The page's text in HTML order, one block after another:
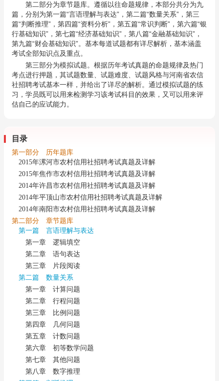
第二部分为章节题库。遵循以往命题规律，本部分共分为九
篇，分别为第一篇“言语理解与表达”，第二篇“数量关系”，第三
篇“判断推理”，第四篇“资料分析”，第五篇“常识判断”，第六篇“银
行基础知识”，第七篇“经济基础知识”，第八篇“金融基础知识”，
第九篇“财会基础知识”。基本每道试题都有详尽解析，基本涵盖
考试全部知识点及重点。
第三部分为模拟试题。根据历年考试真题的命题规律及热门
考点进行押题，其试题数量、试题难度、试题风格与河南省农信
社招聘考试基本一样，并给出了详尽的解析。通过模拟试题的练
习，学员既可以用来检测学习该考试科目的效果，又可以用来评
估自己的应试能力。
目录
第一部分 历年题库
2015年漯河市农村信用社招聘考试真题及详解
2015年焦作市农村信用社招聘考试真题及详解
2014年许昌市农村信用社招聘考试真题及详解
2014年平顶山市农村信用社招聘考试真题及详解
2014年南阳市农村信用社招聘考试真题及详解
第二部分 章节题库
第一篇 言语理解与表达
第一章 逻辑填空
第二章 语句表达
第三章 片段阅读
第二篇 数量关系
第一章 计算问题
第二章 行程问题
第三章 比例问题
第四章 几何问题
第五章 计数问题
第六章 初等数学问题
第七章 其他问题
第八章 数字推理